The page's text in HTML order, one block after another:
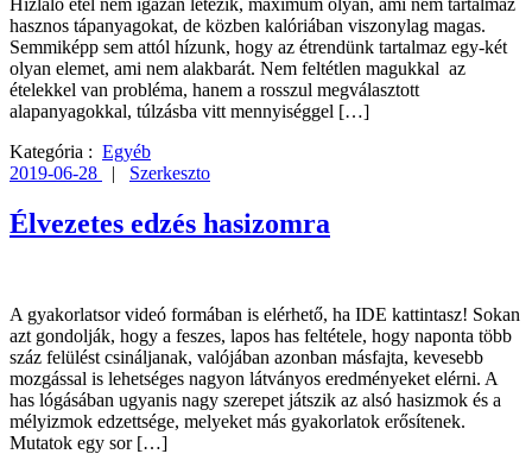
Hizlaló étel nem igazán létezik, maximum olyan, ami nem tartalmaz
hasznos tápanyagokat, de közben kalóriában viszonylag magas.
Semmiképp sem attól hízunk, hogy az étrendünk tartalmaz egy-két
olyan elemet, ami nem alakbarát. Nem feltétlen magukkal az
ételekkel van probléma, hanem a rosszul megválasztott
alapanyagokkal, túlzásba vitt mennyiséggel […]
Kategória : Egyéb
2019-06-28
| Szerkeszto
Élvezetes edzés hasizomra
A gyakorlatsor videó formában is elérhető, ha IDE kattintasz! Sokan
azt gondolják, hogy a feszes, lapos has feltétele, hogy naponta több
száz felülést csináljanak, valójában azonban másfajta, kevesebb
mozgással is lehetséges nagyon látványos eredményeket elérni. A
has lógásában ugyanis nagy szerepet játszik az alsó hasizmok és a
mélyizmok edzettsége, melyeket más gyakorlatok erősítenek.
Mutatok egy sor […]